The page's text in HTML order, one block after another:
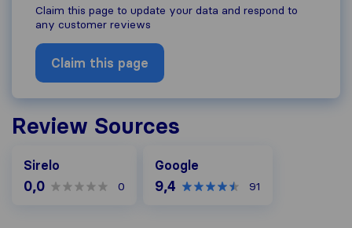
Claim this page to update your data and respond to
any customer reviews
Claim this page
Review Sources
Sirelo
0,0 0
Google
9,4 91